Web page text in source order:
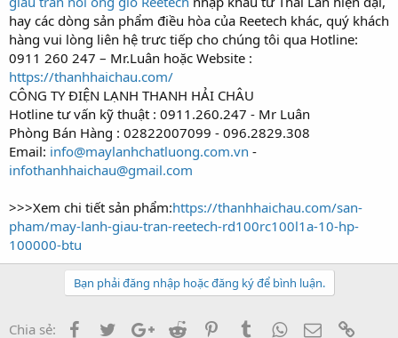
hay các dòng sản phẩm điều hòa của Reetech khác, quý khách
hàng vui lòng liên hệ trưc tiếp cho chúng tôi qua Hotline:
0911 260 247 – Mr.Luân hoặc Website :
https://thanhhaichau.com/
CÔNG TY ĐIỆN LẠNH THANH HẢI CHÂU
Hotline tư vấn kỹ thuật : 0911.260.247 - Mr Luân
Phòng Bán Hàng : 02822007099 - 096.2829.308
Email: info@maylanhchatluong.com.vn -
infothanhhaichau@gmail.com
>>>Xem chi tiết sản phẩm:https://thanhhaichau.com/san-
pham/may-lanh-giau-tran-reetech-rd100rc100l1a-10-hp-
100000-btu
Bạn phải đăng nhập hoặc đăng ký để bình luận.
Chia sẻ: FacebookTwitterGoogle+
Reddit PinterestTumblrWhatsApp
Email